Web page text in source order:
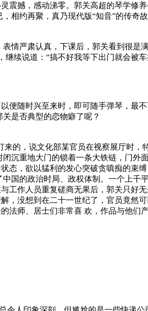
震撼，感动涕零。郭关高超的琴学修
相约再聚，真乃现代版“知音”的传奇故
情严肃认真，下课后，郭关看到很是
继续说道：“搞不好我等下出门就会
便随时兴至来时，即可随手弹琴，最
是否典型的恋物癖了呢？
的，说文化部某官员在视察展厅时
沉重地大门的锁着一条大铁链，门外
，欲以猛利的发心突破贪嗔痴的束
国的政治时局、政权体制。一个上千
工作人员重复磋商无果后，郭关只好
，没想到在二十一世纪了，官员竟然
法师、居士们非常喜 欢，作品与他们